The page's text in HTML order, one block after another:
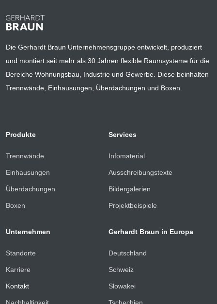
Die Gerhardt Braun Unternehmensgruppe entwickelt, produziert
und montiert seit mehr als 30 Jahren flexible Raumsysteme für die
Bereiche Wohnungsbau, Industrie und Gewerbe. Diese beinhalten
Trennwände, Einhausungen, Überdachungen und Boxen.
Produkte
Trennwände
Einhausungen
Überdachungen
Boxen
Services
Infomaterial
Ausschreibungstexte
Bildergalerien
Projektbeispiele
Unternehmen
Standorte
Karriere
Kontakt
Gerhardt Braun in Europa
Deutschland
Schweiz
Slowakei